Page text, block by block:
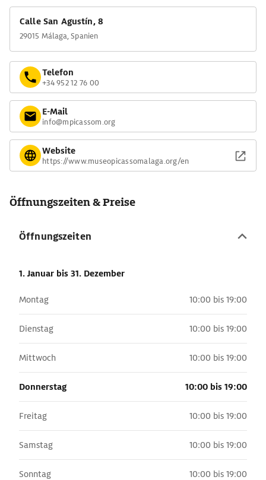
Im frühen 20. Jahrhundert wurde er schließlich zum Monumento
nacional erklärt.
Calle San Agustín, 8
29015 Málaga, Spanien
Telefon
+34 952 12 76 00
E-Mail
info@mpicassom.org
Website
https://www.museopicassomalaga.org/en
Öffnungszeiten & Preise
Öffnungszeiten
1. Januar bis 31. Dezember
Montag 10:00 bis 19:00
Dienstag 10:00 bis 19:00
Mittwoch 10:00 bis 19:00
Donnerstag 10:00 bis 19:00
Freitag 10:00 bis 19:00
Samstag 10:00 bis 19:00
Sonntag 10:00 bis 19:00